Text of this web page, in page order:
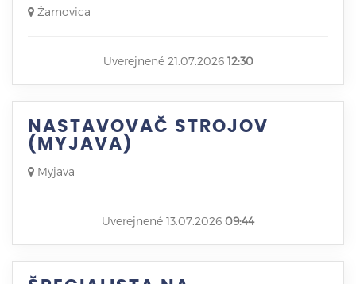
Žarnovica
Uverejnené 21.07.2026 12:30
NASTAVOVAČ STROJOV
(MYJAVA)
Myjava
Uverejnené 13.07.2026 09:44